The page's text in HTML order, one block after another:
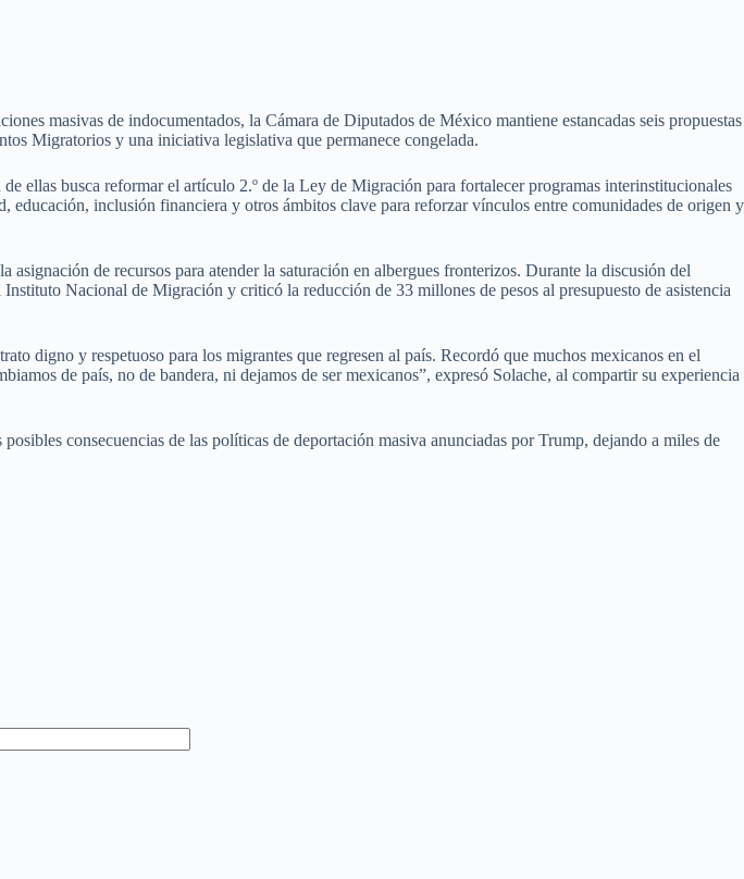
masivas de indocumentados, la Cámara de Diputados de México mantiene estancadas seis propuestas
Migratorios y una iniciativa legislativa que permanece congelada.
ellas busca reformar el artículo 2.º de la Ley de Migración para fortalecer programas interinstitucionales
inclusión financiera y otros ámbitos clave para reforzar vínculos entre comunidades de origen y
de recursos para atender la saturación en albergues fronterizos. Durante la discusión del
Nacional de Migración y criticó la reducción de 33 millones de pesos al presupuesto de asistencia
digno y respetuoso para los migrantes que regresen al país. Recordó que muchos mexicanos en el
de país, no de bandera, ni dejamos de ser mexicanos”, expresó Solache, al compartir su experiencia
consecuencias de las políticas de deportación masiva anunciadas por Trump, dejando a miles de